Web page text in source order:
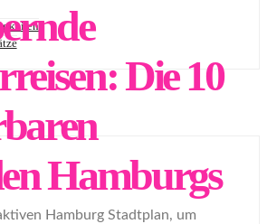
Hamburg Stadtplan, um
Die 10
Hamburgs